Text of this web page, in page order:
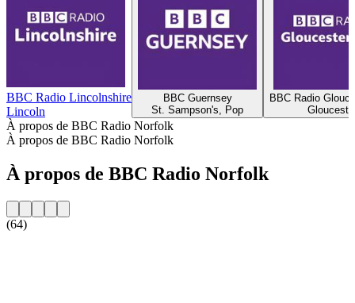
BBC Radio Lincolnshire
Lincoln
BBC Guernsey
St. Sampson's, Pop
BBC Radio
À propos de BBC Radio Norfolk
À propos de BBC Radio Norfolk
À propos de BBC Radio Norfolk
(64)